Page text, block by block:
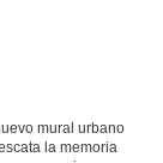
mural urbano
la memoria